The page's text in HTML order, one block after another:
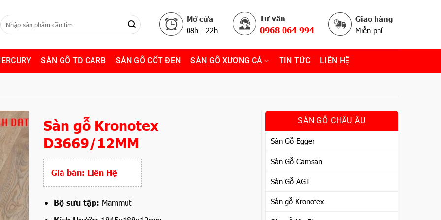
Mở cửa
08h - 22h
Tư vấn
0968 064 994
Giao hàng
Miễn phí
SÀN GỖ TD CARB SÀN GỖ CỐT ĐEN SÀN GỖ XƯƠNG CÁ TIN TỨC LIÊN HỆ
SÀN GỖ CHÂU ÂU
Sàn Gỗ Egger
Sàn Gỗ Camsan
Sàn Gỗ AGT
Sàn gỗ Kronotex
Sàn gỗ Kronotex
D3669/12MM
Giá bán: Liên Hệ
Bộ sưu tập: Mammut